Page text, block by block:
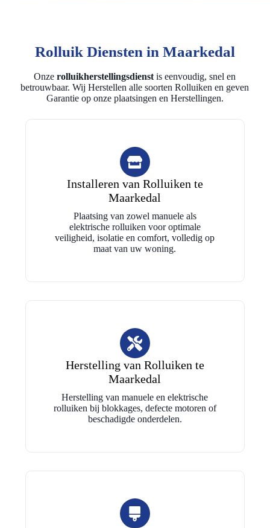
Rolluik Diensten in Maarkedal
Onzerolluikherstellingsdienst is eenvoudig, snel en
betrouwbaar. Wij Herstellen alle soorten Rolluiken en geven
Garantie op onze plaatsingen en Herstellingen.
Installeren van Rolluiken te
Maarkedal
Plaatsing van zowel manuele als
elektrische rolluiken voor optimale
veiligheid, isolatie en comfort, volledig op
maat van uw woning.
Herstelling van Rolluiken te
Maarkedal
Herstelling van manuele en elektrische
rolluiken bij blokkages, defecte motoren of
beschadigde onderdelen.